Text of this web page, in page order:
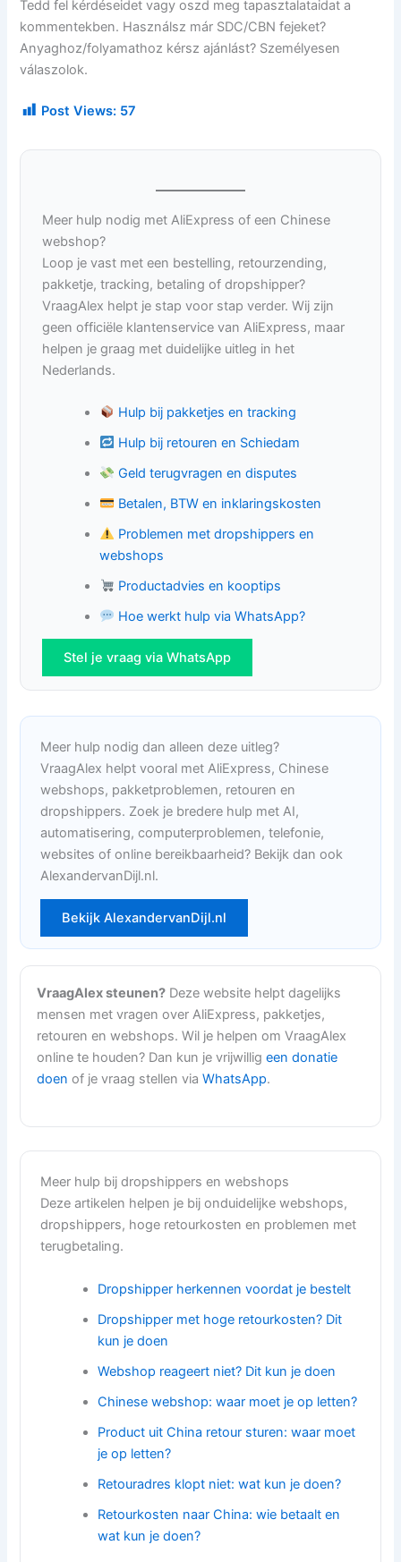
Tedd fel kérdéseidet vagy oszd meg tapasztalataidat a
kommentekben. Használsz már SDC/CBN fejeket?
Anyaghoz/folyamathoz kérsz ajánlást? Személyesen
válaszolok.
Post Views: 57
Meer hulp nodig met AliExpress of een Chinese
webshop?
Loop je vast met een bestelling, retourzending,
pakketje, tracking, betaling of dropshipper?
VraagAlex helpt je stap voor stap verder. Wij zijn
geen officiële klantenservice van AliExpress, maar
helpen je graag met duidelijke uitleg in het
Nederlands.
Hulp bij pakketjes en tracking
Hulp bij retouren en Schiedam
Geld terugvragen en disputes
Betalen, BTW en inklaringskosten
Problemen met dropshippers en
webshops
Productadvies en kooptips
Hoe werkt hulp via WhatsApp?
Stel je vraag via WhatsApp
Meer hulp nodig dan alleen deze uitleg?
VraagAlex helpt vooral met AliExpress, Chinese
webshops, pakketproblemen, retouren en
dropshippers. Zoek je bredere hulp met AI,
automatisering, computerproblemen, telefonie,
websites of online bereikbaarheid? Bekijk dan ook
AlexandervanDijl.nl.
Bekijk AlexandervanDijl.nl
VraagAlex steunen? Deze website helpt dagelijks
mensen met vragen over AliExpress, pakketjes,
retouren en webshops. Wil je helpen om VraagAlex
online te houden? Dan kun je vrijwilligeen donatie
doen of je vraag stellen viaWhatsApp.
Meer hulp bij dropshippers en webshops
Deze artikelen helpen je bij onduidelijke webshops,
dropshippers, hoge retourkosten en problemen met
terugbetaling.
Dropshipper herkennen voordat je bestelt
Dropshipper met hoge retourkosten? Dit
kun je doen
Webshop reageert niet? Dit kun je doen
Chinese webshop: waar moet je op letten?
Product uit China retour sturen: waar moet
je op letten?
Retouradres klopt niet: wat kun je doen?
Retourkosten naar China: wie betaalt en
wat kun je doen?